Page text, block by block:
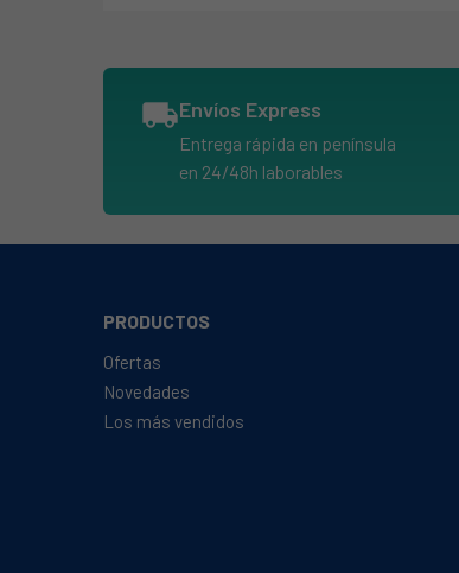
local_shippingEnvíos Express
Entrega rápida en península
en 24/48h laborables
PRODUCTOS
Ofertas
Novedades
Los más vendidos